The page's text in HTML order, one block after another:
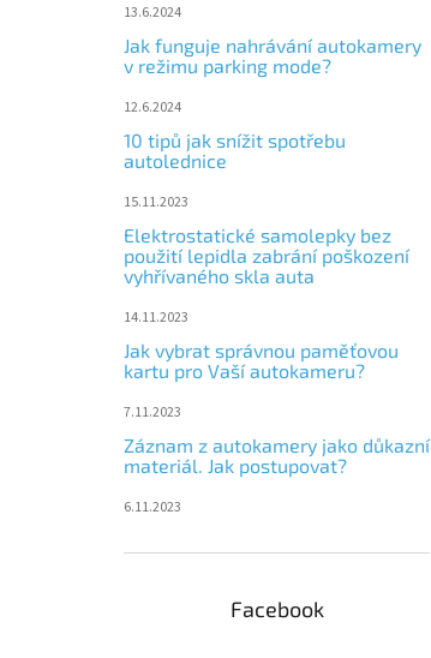
13.6.2024
Jak funguje nahrávání autokamery
v režimu parking mode?
12.6.2024
10 tipů jak snížit spotřebu
autolednice
15.11.2023
Elektrostatické samolepky bez
použití lepidla zabrání poškození
vyhřívaného skla auta
14.11.2023
Jak vybrat správnou paměťovou
kartu pro Vaší autokameru?
7.11.2023
Záznam z autokamery jako důkazní
materiál. Jak postupovat?
6.11.2023
Facebook